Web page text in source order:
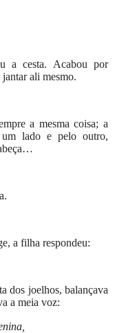
a cesta. Acabou por
ali mesmo.
a mesma coisa; a
lado e pelo outro,
a filha respondeu:
dos joelhos, balançava
a meia voz: